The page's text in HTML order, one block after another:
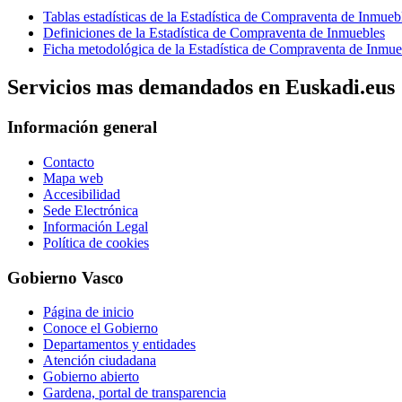
Tablas estadísticas de la Estadística de Compraventa de
Definiciones de la Estadística de Compraventa de Inmuebles
Ficha metodológica de la Estadística de Compraventa de
Servicios mas demandados en Euskadi.eus
Información general
Contacto
Mapa web
Accesibilidad
Sede Electrónica
Información Legal
Política de cookies
Gobierno Vasco
Página de inicio
Conoce el Gobierno
Departamentos y entidades
Atención ciudadana
Gobierno abierto
Gardena, portal de transparencia